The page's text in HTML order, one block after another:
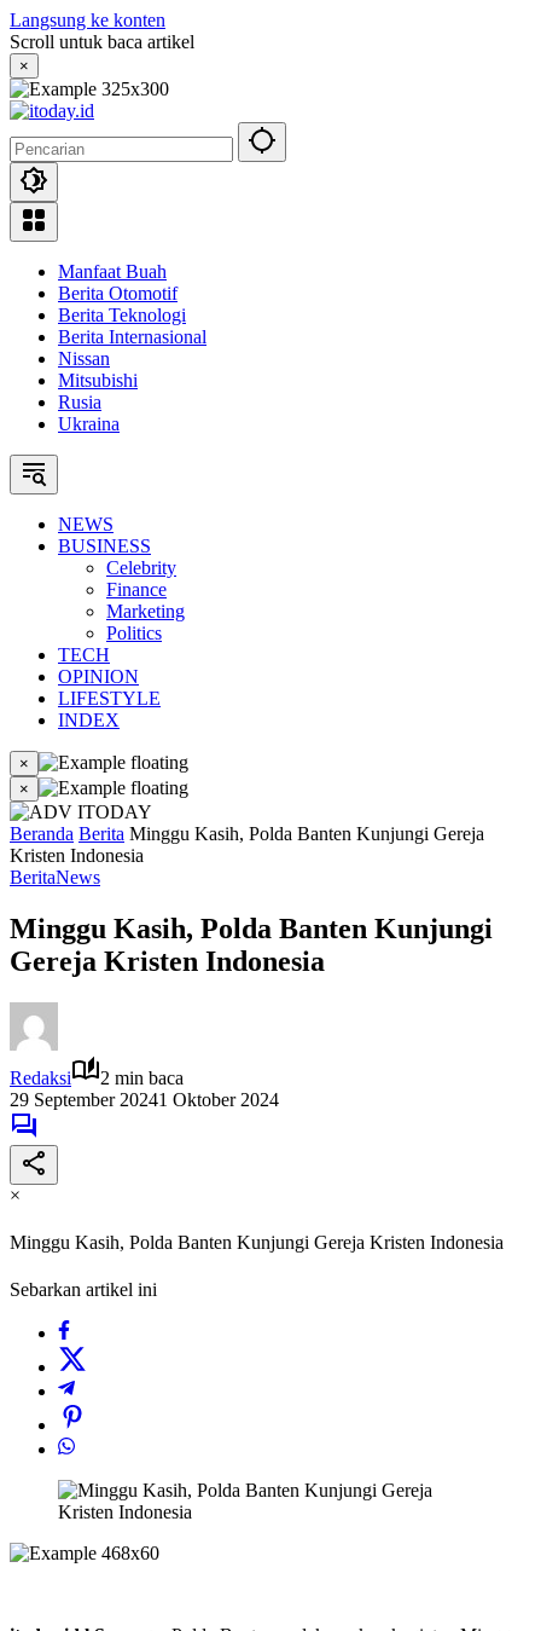
Langsung ke konten
Scroll untuk baca artikel
×
Manfaat Buah
Berita Otomotif
Berita Teknologi
Berita Internasional
Nissan
Mitsubishi
Rusia
Ukraina
NEWS
BUSINESS
Celebrity
Finance
Marketing
Politics
TECH
OPINION
LIFESTYLE
INDEX
×
×
Beranda Berita Minggu Kasih, Polda Banten Kunjungi Gereja
Kristen Indonesia
BeritaNews
Minggu Kasih, Polda Banten Kunjungi
Gereja Kristen Indonesia
Redaksi
2 min baca
29 September 20241 Oktober 2024
×
Minggu Kasih, Polda Banten Kunjungi Gereja Kristen Indonesia
Sebarkan artikel ini